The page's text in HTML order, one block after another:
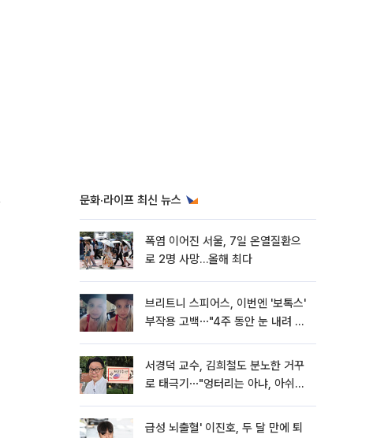
문화·라이프 최신 뉴스
폭염 이어진 서울, 7일 온열질환으
로 2명 사망…올해 최다
브리트니 스피어스, 이번엔 '보톡스'
부작용 고백⋯"4주 동안 눈 내려 앉
서경덕 교수, 김희철도 분노한 거꾸
로 태극기⋯"엉터리는 아냐, 아쉬울
급성 뇌출혈' 이진호, 두 달 만에 퇴